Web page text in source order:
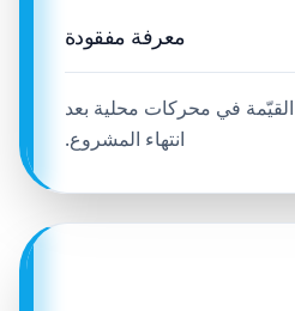
معرفة مفقودة
القيّمة في محركات محلية بعد
انتهاء المشروع.